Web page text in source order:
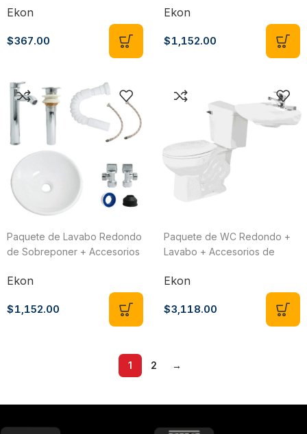
Ekon
$367.00
Bowl Pack Tucson
Ekon
$1,152.00
Paquete de Lavabo Redondo
de Sobreponer + Accesorios
Detroit Ekon/Ceramosa 62810
Ekon
$1,152.00
Paquete de WC Redondo +
Lavabo + Accesorios de
62820
Ekon
$3,118.00
1 2 →